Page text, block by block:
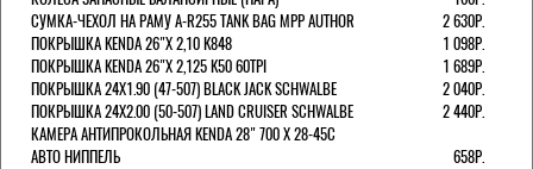
CУМКА-ЧЕХОЛ НА РАМУ A-R255 TANK BAG MPP AUTHOR
2 630Р.
ПОКРЫШКА KENDA 26"Х 2,10 K848
1 098Р.
ПОКРЫШКА KENDA 26"Х 2,125 K50 60TPI
1 689Р.
ПОКРЫШКА 24X1.90 (47-507) BLACK JACK SCHWALBE
2 040Р.
ПОКРЫШКА 24X2.00 (50-507) LAND CRUISER SCHWALBE
2 440Р.
КАМЕРА АНТИПРОКОЛЬНАЯ KENDA 28" 700 Х 28-45C
АВТО НИППЕЛЬ
658Р.